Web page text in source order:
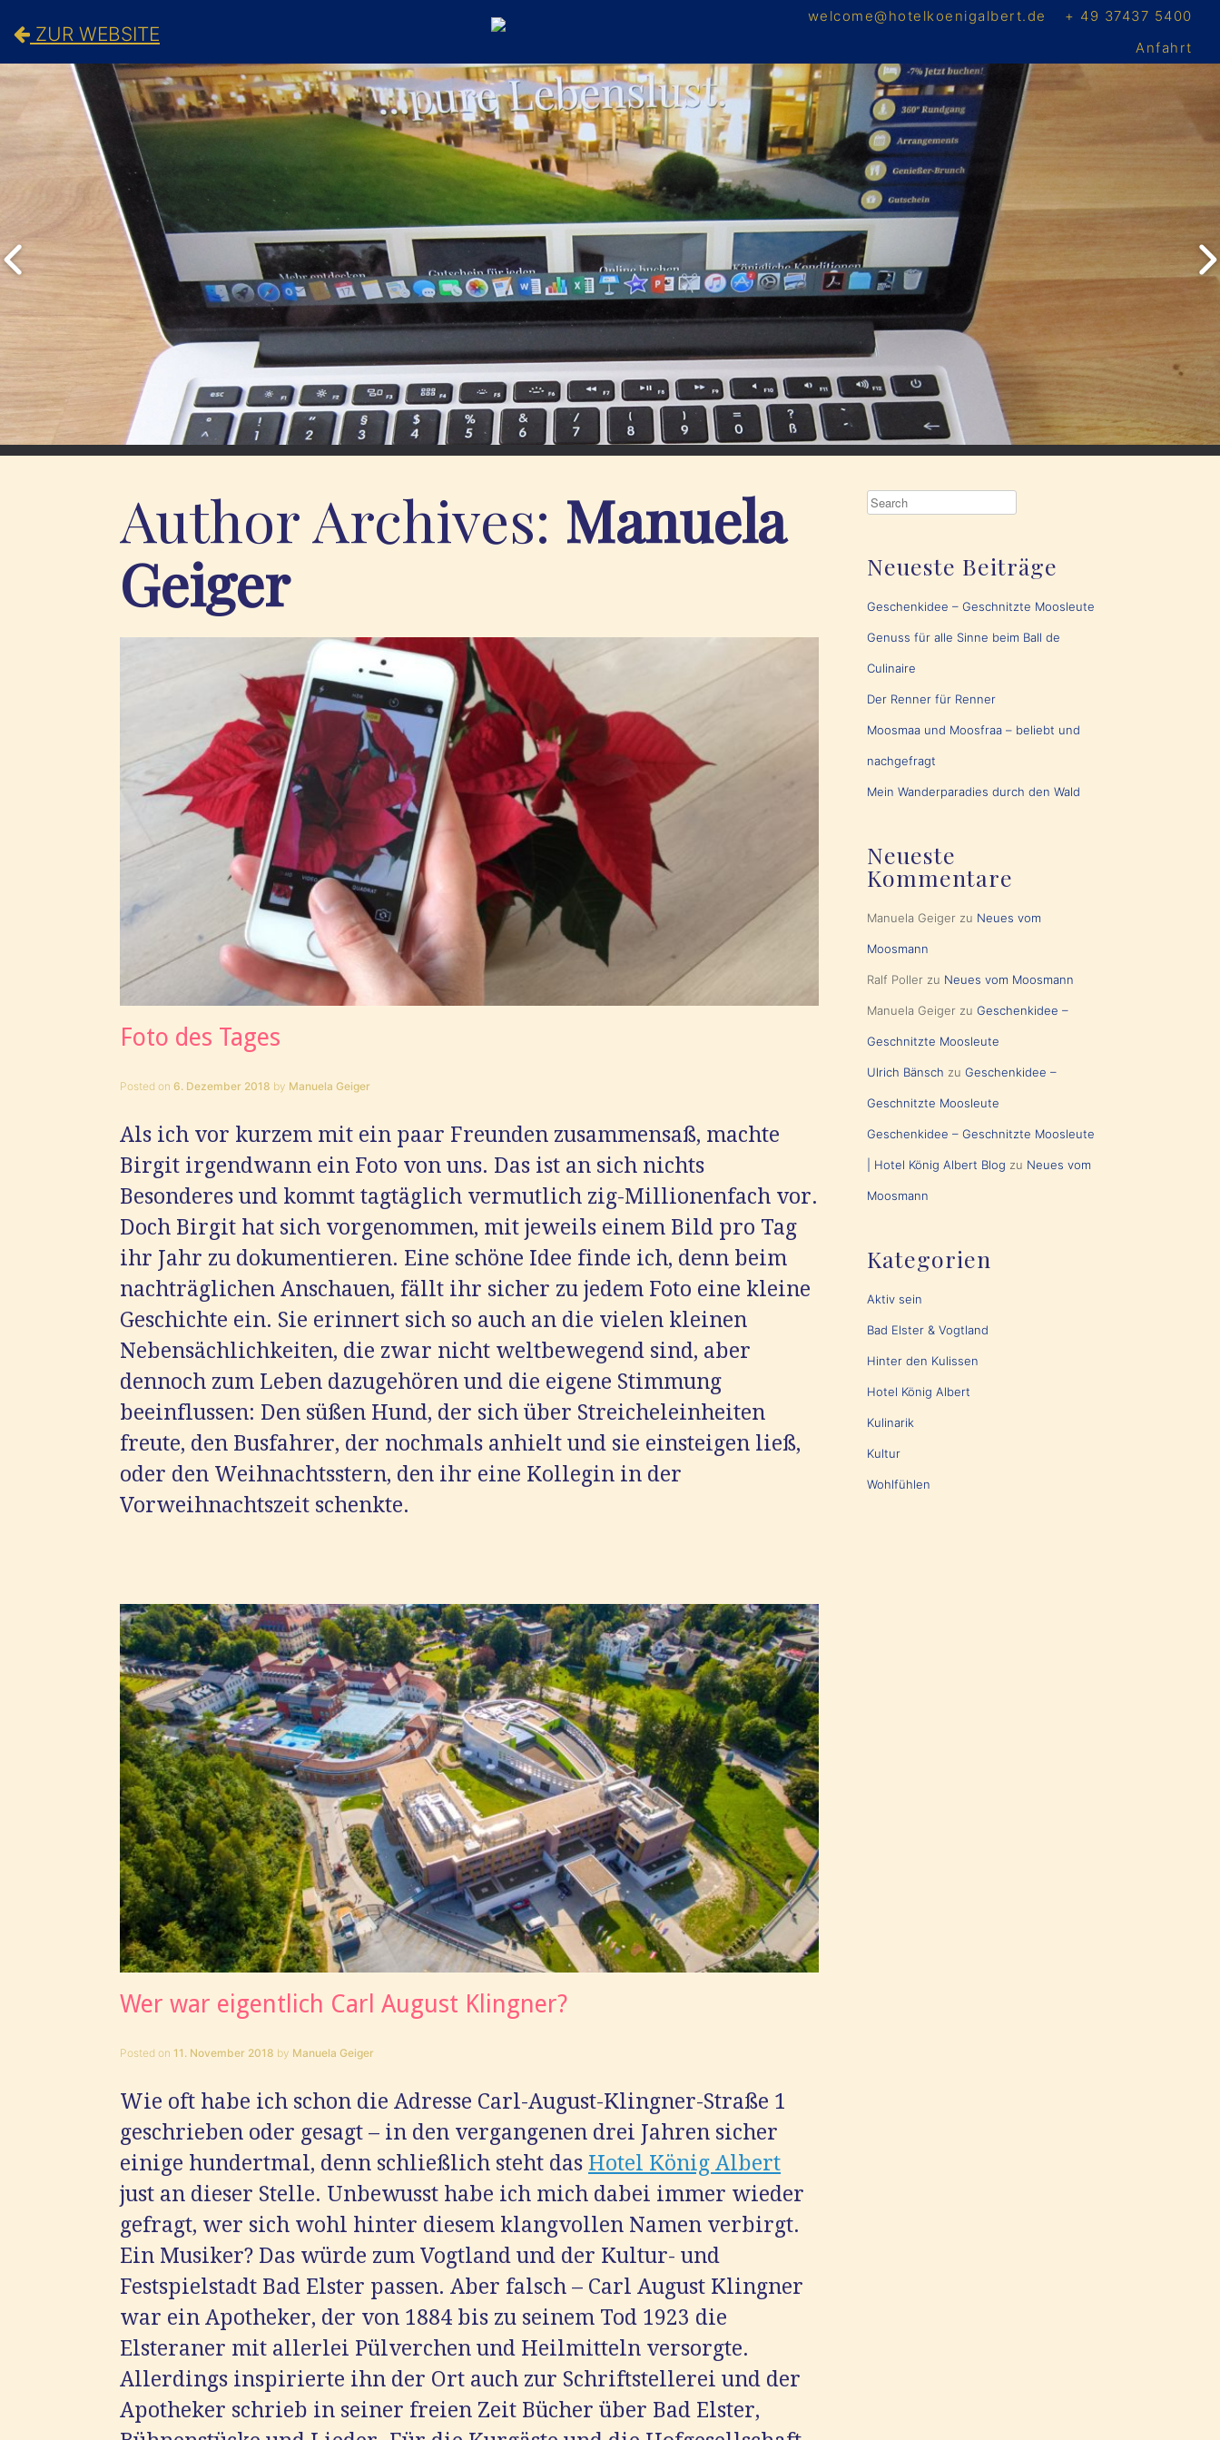
ZUR WEBSITE
welcome@hotelkoenigalbert.de
+ 49 37437 5400
Anfahrt
Author Archives: Manuela
Geiger
Foto des Tages
Posted on 6. Dezember 2018 by Manuela Geiger
Als ich vor kurzem mit ein paar Freunden zusammensaß, machte
Birgit irgendwann ein Foto von uns. Das ist an sich nichts
Besonderes und kommt tagtäglich vermutlich zig-Millionenfach vor.
Doch Birgit hat sich vorgenommen, mit jeweils einem Bild pro Tag
ihr Jahr zu dokumentieren. Eine schöne Idee finde ich, denn beim
nachträglichen Anschauen, fällt ihr sicher zu jedem Foto eine kleine
Geschichte ein. Sie erinnert sich so auch an die vielen kleinen
Nebensächlichkeiten, die zwar nicht weltbewegend sind, aber
dennoch zum Leben dazugehören und die eigene Stimmung
beeinflussen: Den süßen Hund, der sich über Streicheleinheiten
freute, den Busfahrer, der nochmals anhielt und sie einsteigen ließ,
oder den Weihnachtsstern, den ihr eine Kollegin in der
Vorweihnachtszeit schenkte.
Wer war eigentlich Carl August Klingner?
Posted on 11. November 2018 by Manuela Geiger
Wie oft habe ich schon die Adresse Carl-August-Klingner-Straße 1
geschrieben oder gesagt – in den vergangenen drei Jahren sicher
einige hundertmal, denn schließlich steht das Hotel König Albert
just an dieser Stelle. Unbewusst habe ich mich dabei immer wieder
gefragt, wer sich wohl hinter diesem klangvollen Namen verbirgt.
Ein Musiker? Das würde zum Vogtland und der Kultur- und
Festspielstadt Bad Elster passen. Aber falsch – Carl August Klingner
war ein Apotheker, der von 1884 bis zu seinem Tod 1923 die
Elsteraner mit allerlei Pülverchen und Heilmitteln versorgte.
Allerdings inspirierte ihn der Ort auch zur Schriftstellerei und der
Apotheker schrieb in seiner freien Zeit Bücher über Bad Elster,
Neueste Beiträge
Geschenkidee – Geschnitzte Moosleute
Genuss für alle Sinne beim Ball de
Culinaire
Der Renner für Renner
Moosmaa und Moosfraa – beliebt und
nachgefragt
Mein Wanderparadies durch den Wald
Neueste
Kommentare
Manuela Geiger zu Neues vom
Moosmann
Ralf Poller zu Neues vom Moosmann
Manuela Geiger zuGeschenkidee –
Geschnitzte Moosleute
Ulrich Bänsch zuGeschenkidee –
Geschnitzte Moosleute
Geschenkidee – Geschnitzte Moosleute
| Hotel König Albert Blog zu Neues vom
Moosmann
Kategorien
Aktiv sein
Bad Elster & Vogtland
Hinter den Kulissen
Hotel König Albert
Kulinarik
Kultur
Wohlfühlen